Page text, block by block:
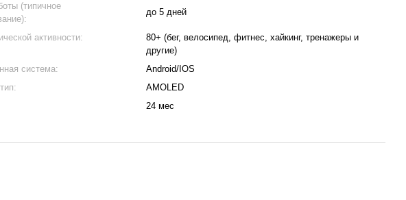
(типичное
до 5 дней
активности:
80+ (бег, велосипед, фитнес, хайкинг, тренажеры и
другие)
система:
Android/IOS
AMOLED
24 мес